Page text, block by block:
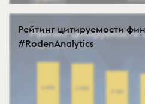
Рейтинг цитируемости
#RodenAnalytics